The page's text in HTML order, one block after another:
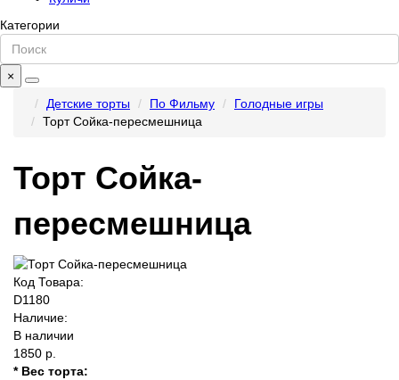
Категории
×
Детские торты
По Фильму
Голодные игры
Торт Сойка-пересмешница
Торт Сойка-
пересмешница
Код Товара:
D1180
Наличие:
В наличии
1850 р.
* Вес торта: